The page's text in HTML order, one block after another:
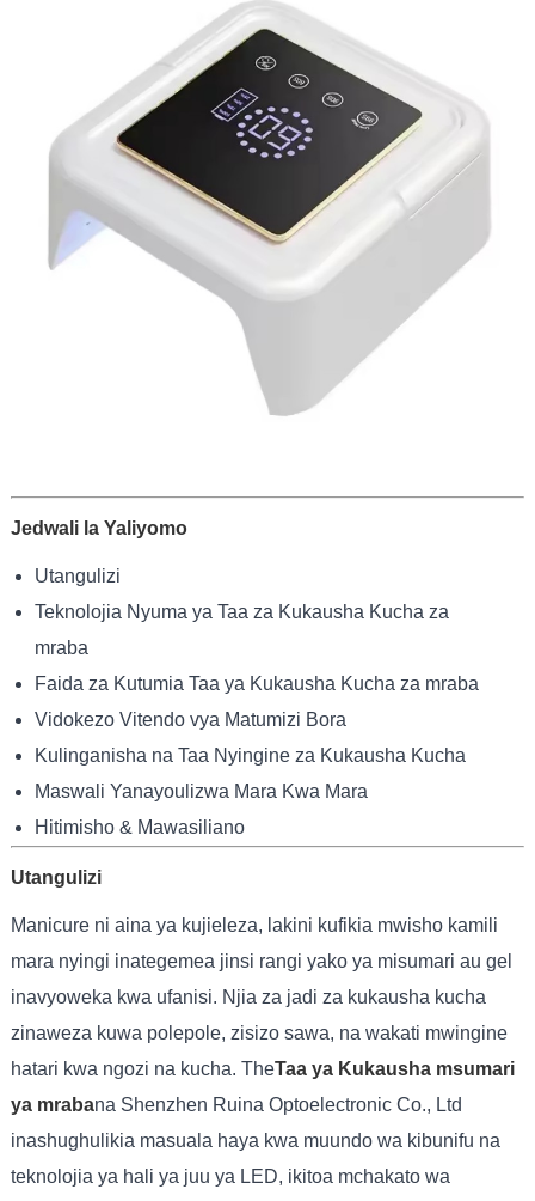
Jedwali la Yaliyomo
Utangulizi
Teknolojia Nyuma ya Taa za Kukausha Kucha za
mraba
Faida za Kutumia Taa ya Kukausha Kucha za mraba
Vidokezo Vitendo vya Matumizi Bora
Kulinganisha na Taa Nyingine za Kukausha Kucha
Maswali Yanayoulizwa Mara Kwa Mara
Hitimisho & Mawasiliano
Utangulizi
Manicure ni aina ya kujieleza, lakini kufikia mwisho kamili
mara nyingi inategemea jinsi rangi yako ya misumari au gel
inavyoweka kwa ufanisi. Njia za jadi za kukausha kucha
zinaweza kuwa polepole, zisizo sawa, na wakati mwingine
hatari kwa ngozi na kucha. TheTaa ya Kukausha msumari
ya mrabana Shenzhen Ruina Optoelectronic Co., Ltd
inashughulikia masuala haya kwa muundo wa kibunifu na
teknolojia ya hali ya juu ya LED, ikitoa mchakato wa